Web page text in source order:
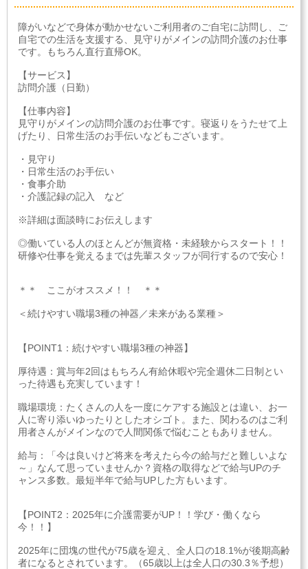
障がいなどで身体が動かせないご利用者のご自宅に訪問し、ご
自宅での生活を支援する、見守りがメインの訪問介護のお仕事
です。もちろん直行直帰OK。
【サービス】
訪問介護（日勤）
【仕事内容】
見守りがメインの訪問介護のお仕事です。寝返りをうたせて上
げたり、日常生活のお手伝いなどもございます。
・見守り
・日常生活のお手伝い
・食事介助
・介護記録の記入 など
※詳細は面談時にお伝えします
◎働いている人のほとんどが無資格・未経験からスタート！！
研修や仕事を覚えるまでは先輩スタッフが同行するので安心！
＊＊ ここがオススメ！！ ＊＊
＜続けやすい職場3種の神器／未来がある業種＞
【POINT1：続けやすい職場3種の神器】
厚待遇：賞与年2回はもちろん有給休暇や完全週休二日制とい
った待遇も充実しています！
職場環境：たくさんの人を一度にケアする施設とは違い、お一
人に寄り添いゆったりとしたオシゴト。また、関わるのはご利
用者さんがメインなので人間関係で悩むこともありません。
給与：「今は良いけど将来を考えたら今の給与だと難しいよな
～」なんて思っていませんか？資格の取得などで給与UPのチ
ャンス多数。最短半年で給与UPした方もいます。
【POINT2：2025年に介護需要がUP！！学び・働くなら
今！！】
2025年に団塊の世代が75歳を迎え、全人口の18.1%が後期高齢
者になるとされています。（65歳以上は全人口の30.3％予想）